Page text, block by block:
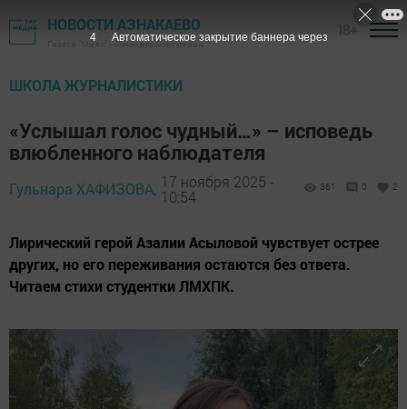
НОВОСТИ АЗНАКАЕВО
Газета "Маяк" - Азнакаевский район
ШКОЛА ЖУРНАЛИСТИКИ
«Услышал голос чудный…» – исповедь
влюбленного наблюдателя
Гульнара ХАФИЗОВА, 17 ноября 2025 -
10:54
361 0 2
Лирический герой Азалии Асыловой чувствует острее
других, но его переживания остаются без ответа.
Читаем стихи студентки ЛМХПК.
3 Автоматическое закрытие баннера через